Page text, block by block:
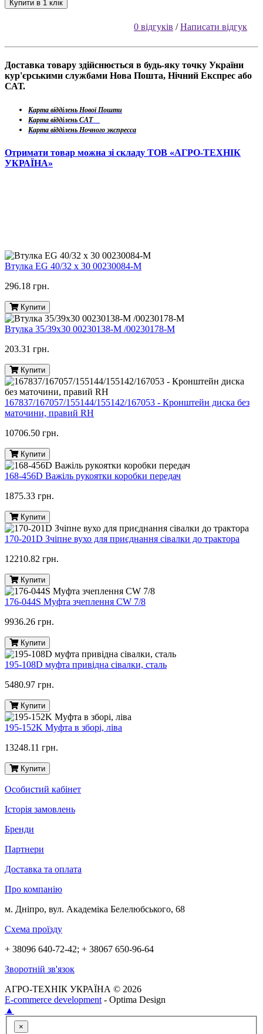
Купити в 1 клік
0 відгуків /Написати відгук
Доставка товару здійснюється в будь-яку точку України
кур'єрськими службами Нова Пошта, Нічний Експрес або
САТ.
Карта відділень Нової Пошти
Карта відділень САТ
Карта відділень Ночного экспресса
Отримати товар можна зі складу ТОВ «АГРО-ТЕХНІК
УКРАЇНА»
Втулка EG 40/32 x 30 00230084-M
296.18 грн.
Купити
Втулка 35/39х30 00230138-M /00230178-M
203.31 грн.
Купити
167837/167057/155144/155142/167053 - Кронштейн диска без
маточини, правий RH
10706.50 грн.
Купити
168-456D Важіль рукоятки коробки передач
1875.33 грн.
Купити
170-201D Зчіпне вухо для приєднання сівалки до трактора
12210.82 грн.
Купити
176-044S Муфта зчеплення CW 7/8
9936.26 грн.
Купити
195-108D муфта привідна сівалки, сталь
5480.97 грн.
Купити
195-152K Муфта в зборі, ліва
13248.11 грн.
Купити
Особистий кабінет
Історія замовлень
Бренди
Партнери
Доставка та оплата
Про компанію
м. Дніпро, вул. Академіка Белелюбського, 68
Схема проїзду
+ 38096 640-72-42; + 38067 650-96-64
Зворотній зв'язок
АГРО-ТЕХНІК УКРАЇНА © 2026
E-commerce development - Optima Design
▲
×